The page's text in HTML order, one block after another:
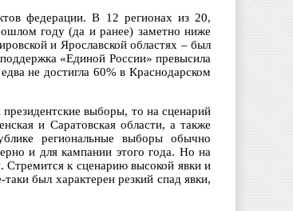
федерации. В 12 регионах из 20,
году (да и ранее) заметно ниже
и Ярославской областях – был
«Единой России» превысила
не достигла 60% в Краснодарском
выборы, то на сценарий
и Саратовская области, а также
региональные выборы обычно
и для кампании этого года. Но на
Стремится к сценарию высокой явки и
был характерен резкий спад явки,